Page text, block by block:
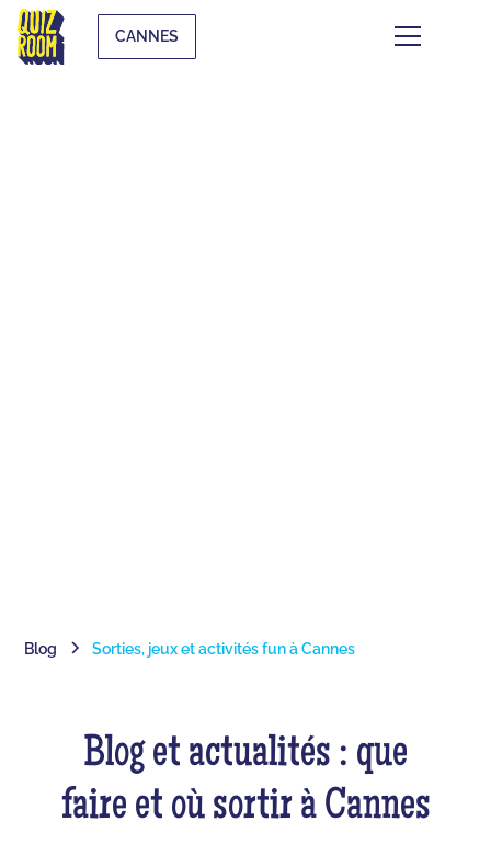
CANNES
Blog Sorties, jeux et activités fun à Cannes
Blog et actualités : que
faire et où sortir à Cannes